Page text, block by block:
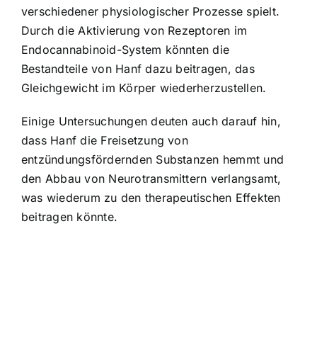
verschiedener physiologischer Prozesse spielt.
Durch die Aktivierung von Rezeptoren im
Endocannabinoid-System könnten die
Bestandteile von Hanf dazu beitragen, das
Gleichgewicht im Körper wiederherzustellen.
Einige Untersuchungen deuten auch darauf hin,
dass Hanf die Freisetzung von
entzündungsfördernden Substanzen hemmt und
den Abbau von Neurotransmittern verlangsamt,
was wiederum zu den therapeutischen Effekten
beitragen könnte.